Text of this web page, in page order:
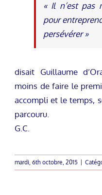
« Il n’est pas
pour
persévérer »
disait Guillaume
moins de faire le
accompli et le temps,
parcouru.
G.C.
mardi, 6th octobre, 2015